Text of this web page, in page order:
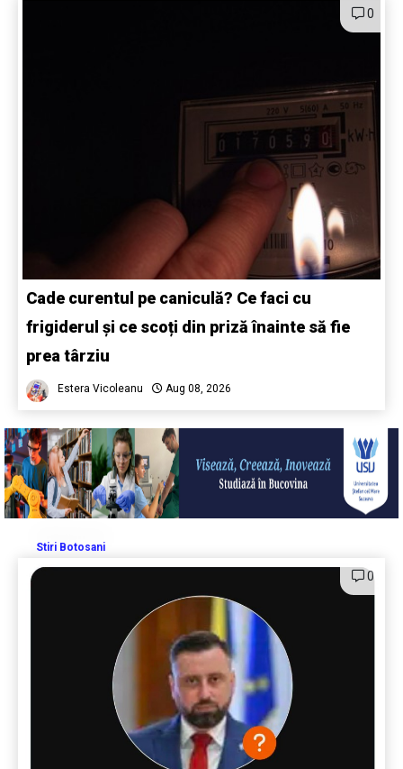
0
Cade curentul pe caniculă? Ce faci cu
frigiderul și ce scoți din priză înainte să fie
prea târziu
Estera Vicoleanu Aug 08, 2026
Stiri Botosani
0